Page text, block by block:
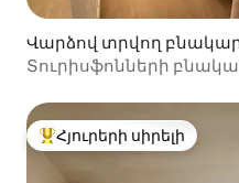
Վարձով տրվող
Տուրիսֆոնների
Հյուրերի սիրելի
Հյուրերի սիրելի